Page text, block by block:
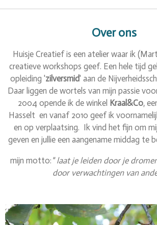
Over ons
Huisje Creatief is een atelier waar ik
creatieve workshops geef. Een hele tijd
opleiding 'zilversmid' aan de
Daar liggen de wortels van mijn passie
2004 opende ik de winkel Kraal&Co,
Hasselt en vanaf 2010 geef ik
en op verplaatsing. Ik vind het fijn om
geven en jullie een aangename middag te
mijn motto: " laat je leiden door je
door verwachtingen van